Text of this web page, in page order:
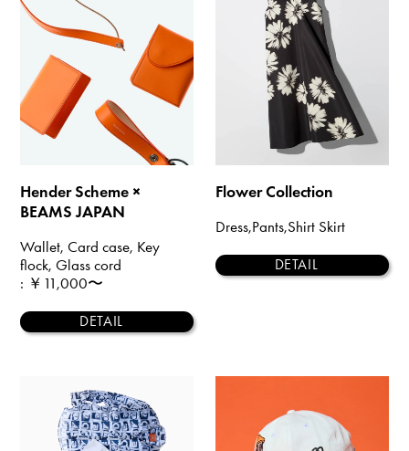
Hender Scheme ×
BEAMS JAPAN
Wallet, Card case, Key
flock, Glass cord
: ￥11,000〜
DETAIL
Flower Collection
Dress,Pants,Shirt Skirt
DETAIL